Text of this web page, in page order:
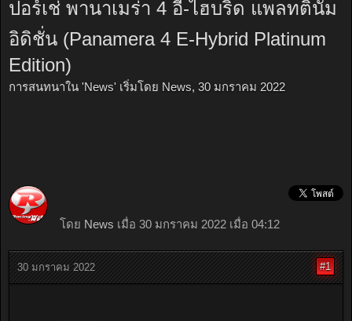
ปอร์เช่ พานาเมร่า 4 อี-ไฮบริด แพลทตินั่ม
อิดิชั่น (Panamera 4 E-Hybrid Platinum
Edition)
การสนทนาใน 'News' เริ่มโดย News, 30 มกราคม 2022
โดย News เมื่อ 30 มกราคม 2022 เมื่อ 04:12
30 มกราคม 2022 #1